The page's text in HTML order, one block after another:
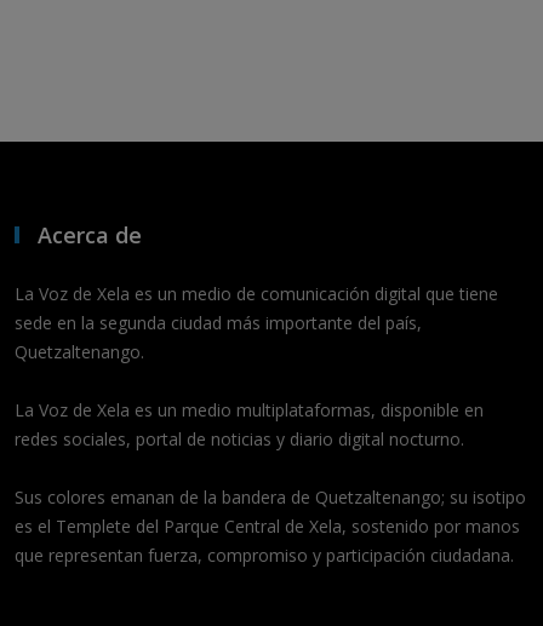
Acerca de
La Voz de Xela es un medio de comunicación digital que tiene
sede en la segunda ciudad más importante del país,
Quetzaltenango.
La Voz de Xela es un medio multiplataformas, disponible en
redes sociales, portal de noticias y diario digital nocturno.
Sus colores emanan de la bandera de Quetzaltenango; su isotipo
es el Templete del Parque Central de Xela, sostenido por manos
que representan fuerza, compromiso y participación ciudadana.